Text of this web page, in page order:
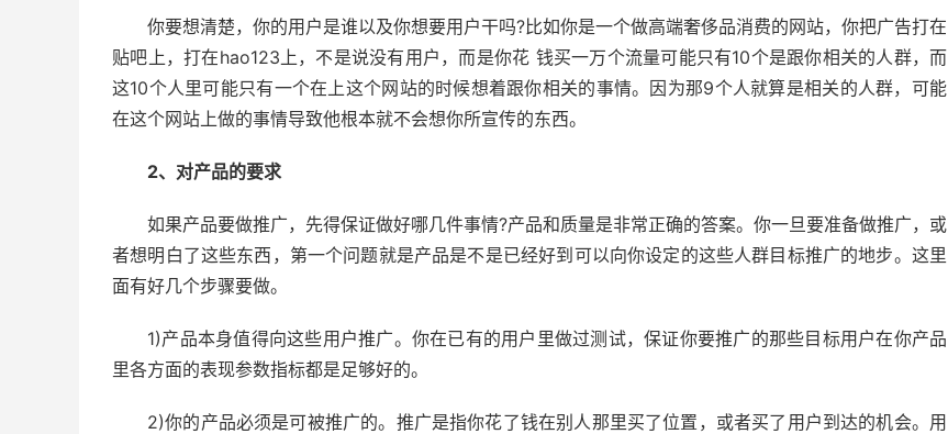
你要想清楚，你的用户是谁以及你想要用户干吗?比如你是一个做高端奢侈品消费的网站，你把广告打在
贴吧上，打在hao123上，不是说没有用户，而是你花 钱买一万个流量可能只有10个是跟你相关的人群，而
这10个人里可能只有一个在上这个网站的时候想着跟你相关的事情。因为那9个人就算是相关的人群，可能
在这个网站上做的事情导致他根本就不会想你所宣传的东西。
2、对产品的要求
如果产品要做推广，先得保证做好哪几件事情?产品和质量是非常正确的答案。你一旦要准备做推广，或
者想明白了这些东西，第一个问题就是产品是不是已经好到可以向你设定的这些人群目标推广的地步。这里
面有好几个步骤要做。
1)产品本身值得向这些用户推广。你在已有的用户里做过测试，保证你要推广的那些目标用户在你产品
里各方面的表现参数指标都是足够好的。
2)你的产品必须是可被推广的。推广是指你花了钱在别人那里买了位置，或者买了用户到达的机会。用